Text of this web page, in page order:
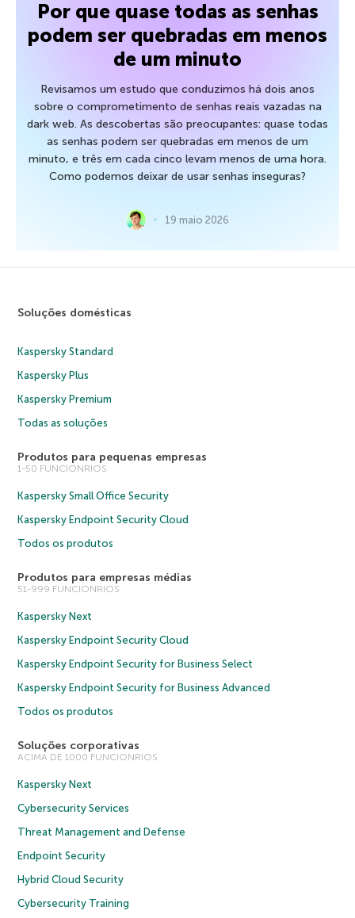
Por que quase todas as senhas
podem ser quebradas em menos
de um minuto
Revisamos um estudo que conduzimos há dois anos
sobre o comprometimento de senhas reais vazadas na
dark web. As descobertas são preocupantes: quase todas
as senhas podem ser quebradas em menos de um
minuto, e três em cada cinco levam menos de uma hora.
Como podemos deixar de usar senhas inseguras?
19 maio 2026
Soluções domésticas
Kaspersky Standard
Kaspersky Plus
Kaspersky Premium
Todas as soluções
Produtos para pequenas empresas
1-50 FUNCIONRIOS
Kaspersky Small Office Security
Kaspersky Endpoint Security Cloud
Todos os produtos
Produtos para empresas médias
51-999 FUNCIONRIOS
Kaspersky Next
Kaspersky Endpoint Security Cloud
Kaspersky Endpoint Security for Business Select
Kaspersky Endpoint Security for Business Advanced
Todos os produtos
Soluções corporativas
ACIMA DE 1000 FUNCIONRIOS
Kaspersky Next
Cybersecurity Services
Threat Management and Defense
Endpoint Security
Hybrid Cloud Security
Cybersecurity Training